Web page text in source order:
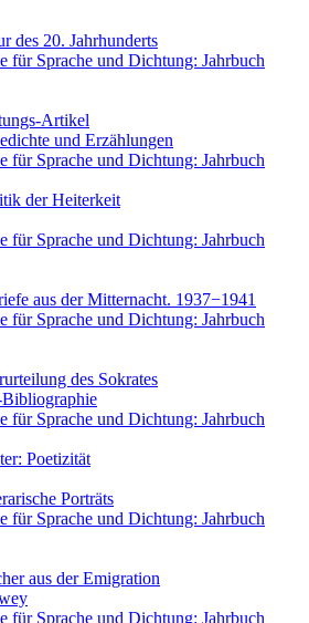
des 20. Jahrhunderts
für Sprache und Dichtung: Jahrbuch
Artikel
und Erzählungen
für Sprache und Dichtung: Jahrbuch
der Heiterkeit
für Sprache und Dichtung: Jahrbuch
aus der Mitternacht. 1937−1941
für Sprache und Dichtung: Jahrbuch
des Sokrates
für Sprache und Dichtung: Jahrbuch
Poetizität
Porträts
für Sprache und Dichtung: Jahrbuch
aus der Emigration
für Sprache und Dichtung: Jahrbuch